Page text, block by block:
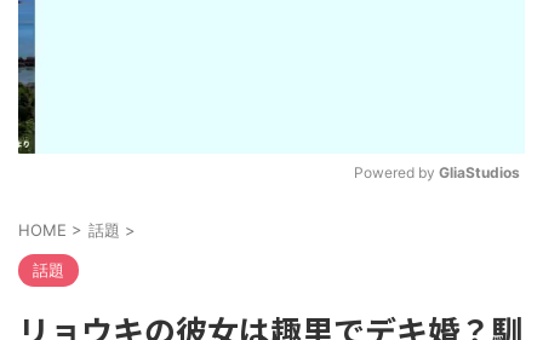
Powered by GliaStudios
HOME > 話題 >
話題
リョウキの彼女は趣里でデキ婚？馴